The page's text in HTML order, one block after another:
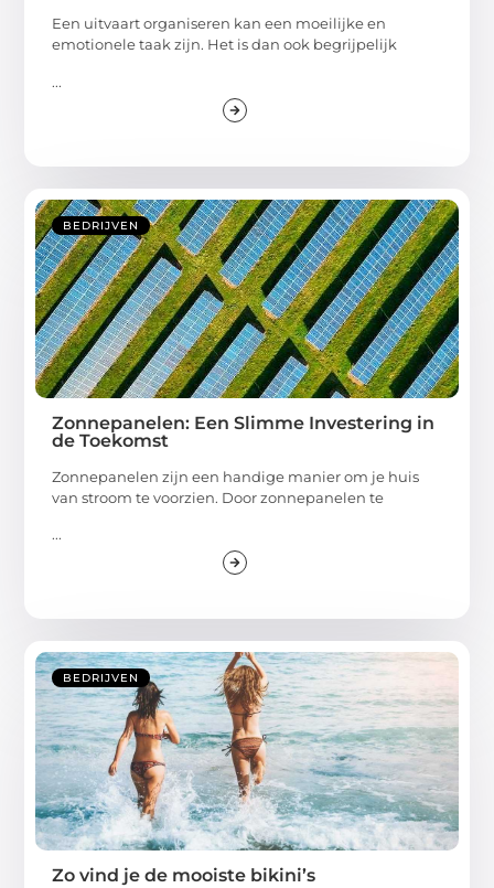
Een uitvaart organiseren kan een moeilijke en
emotionele taak zijn. Het is dan ook begrijpelijk
...
BEDRIJVEN
Zonnepanelen: Een Slimme Investering in
de Toekomst
Zonnepanelen zijn een handige manier om je huis
van stroom te voorzien. Door zonnepanelen te
...
BEDRIJVEN
Zo vind je de mooiste bikini’s